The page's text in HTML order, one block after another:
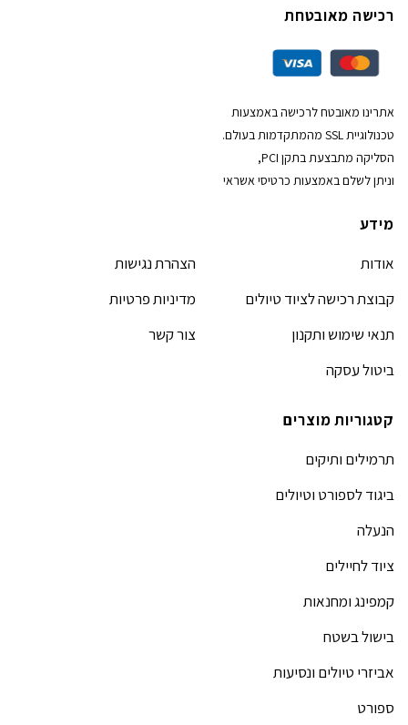
רכישה מאובטחת
אתרינו מאובטח לרכישה באמצעות
טכנולוגיית SSL מהמתקדמות בעולם.
הסליקה מתבצעת בתקן PCI,
וניתן לשלם באמצעות כרטיסי אשראי
מידע
אודות
קבוצת רכישה לציוד טיולים
תנאי שימוש ותקנון
ביטול עסקה
הצהרת נגישות
מדיניות פרטיות
צור קשר
קטגוריות מוצרים
תרמילים ותיקים
ביגוד לספורט וטיולים
הנעלה
ציוד לחיילים
קמפינג ומחנאות
בישול בשטח
אביזרי טיולים ונסיעות
ספורט